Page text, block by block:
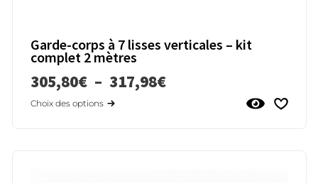
Garde-corps à 7 lisses verticales – kit
complet 2 mètres
305,80€ – 317,98€
Choix des options